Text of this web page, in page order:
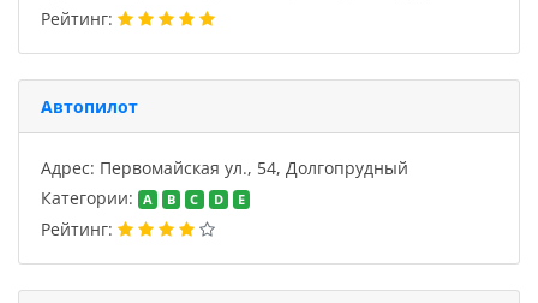
Рейтинг:
Автопилот
Адрес: Первомайская ул., 54, Долгопрудный
Категории:
A B C D E
Рейтинг: